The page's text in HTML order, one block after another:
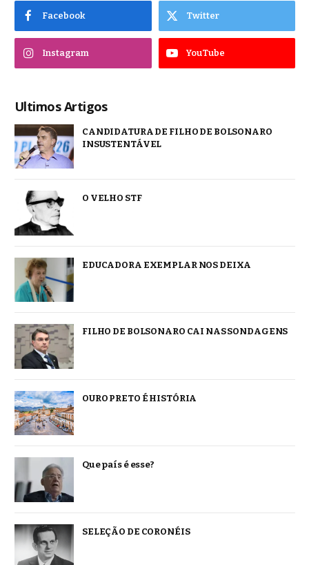
Facebook Twitter
Instagram YouTube
Ultimos Artigos
CANDIDATURA DE FILHO DE BOLSONARO
INSUSTENTÁVEL
O VELHO STF
EDUCADORA EXEMPLAR NOS DEIXA
FILHO DE BOLSONARO CAI NAS SONDAGENS
OURO PRETO É HISTÓRIA
Que país é esse?
SELEÇÃO DE CORONÉIS